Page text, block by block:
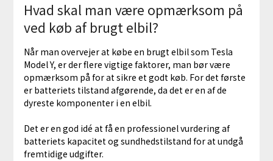
Hvad skal man være opmærksom på
ved køb af brugt elbil?
Når man overvejer at købe en brugt elbil som Tesla
Model Y, er der flere vigtige faktorer, man bør være
opmærksom på for at sikre et godt køb. For det første
er batteriets tilstand afgørende, da det er en af de
dyreste komponenter i en elbil.
Det er en god idé at få en professionel vurdering af
batteriets kapacitet og sundhedstilstand for at undgå
fremtidige udgifter.